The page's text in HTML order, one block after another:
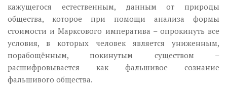
кажущегося естественным, данным от природы
общества, которое при помощи анализа формы
стоимости и Марксового императива – опрокинуть все
условия, в которых человек является униженным,
порабощённым, покинутым существом –
расшифровывается как фальшивое сознание
фальшивого общества.